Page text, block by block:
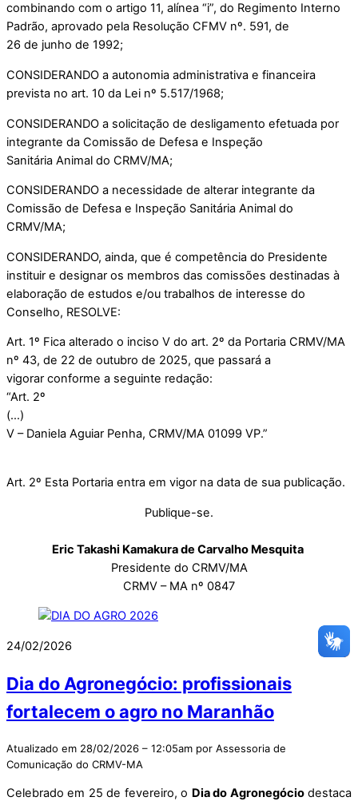
combinando com o artigo 11, alínea “i”, do Regimento Interno
Padrão, aprovado pela Resolução CFMV nº. 591, de
26 de junho de 1992;
CONSIDERANDO a autonomia administrativa e financeira
prevista no art. 10 da Lei nº 5.517/1968;
CONSIDERANDO a solicitação de desligamento efetuada por
integrante da Comissão de Defesa e Inspeção
Sanitária Animal do CRMV/MA;
CONSIDERANDO a necessidade de alterar integrante da
Comissão de Defesa e Inspeção Sanitária Animal do
CRMV/MA;
CONSIDERANDO, ainda, que é competência do Presidente
instituir e designar os membros das comissões destinadas à
elaboração de estudos e/ou trabalhos de interesse do
Conselho, RESOLVE:
Art. 1º Fica alterado o inciso V do art. 2º da Portaria CRMV/MA
nº 43, de 22 de outubro de 2025, que passará a
vigorar conforme a seguinte redação:
“Art. 2º
(…)
V – Daniela Aguiar Penha, CRMV/MA 01099 VP.”
Art. 2º Esta Portaria entra em vigor na data de sua publicação.
Publique-se.
Eric Takashi Kamakura de Carvalho Mesquita
Presidente do CRMV/MA
CRMV – MA nº 0847
24/02/2026
Dia do Agronegócio: profissionais
fortalecem o agro no Maranhão
Atualizado em 28/02/2026 – 12:05am por Assessoria de
Comunicação do CRMV-MA
Celebrado em 25 de fevereiro, o Dia do Agronegóciodestaca